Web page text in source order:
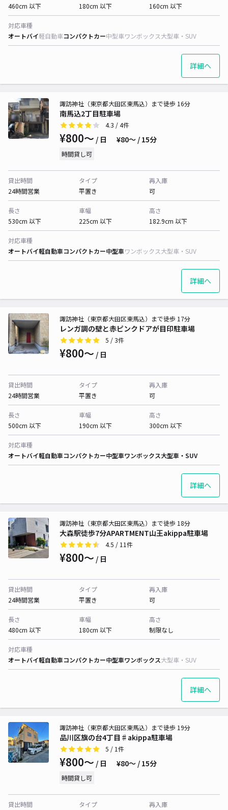
460cm 以下
180cm 以下
160cm 以下
対応車種
オートバイ軽自動車コンパクトカー中型車ワンボックス大型車・SUV
詳細へ
南馬込2丁目駐車場
諏訪神社（東京都大田区東馬込）まで徒歩 16分
4.3 / 4件
¥800〜 / 日 ¥80〜 / 15分
時間貸し可
貸出時間
24時間営業
タイプ
平置き
再入庫
可
長さ
530cm 以下
車幅
225cm 以下
高さ
182.9cm 以下
対応車種
オートバイ軽自動車コンパクトカー中型車ワンボックス大型車・SUV
詳細へ
レンガ調の壁と赤ピンクドアが目印駐車場
諏訪神社（東京都大田区東馬込）まで徒歩 17分
5 / 3件
¥800〜 / 日
貸出時間
24時間営業
タイプ
平置き
再入庫
可
長さ
500cm 以下
車幅
190cm 以下
高さ
300cm 以下
対応車種
オートバイ軽自動車コンパクトカー中型車ワンボックス大型車・SUV
詳細へ
大森駅徒歩7分APARTMENT山王akippa駐車場
諏訪神社（東京都大田区東馬込）まで徒歩 18分
4.5 / 11件
¥800〜 / 日
貸出時間
24時間営業
タイプ
平置き
再入庫
可
長さ
480cm 以下
車幅
180cm 以下
高さ
制限なし
対応車種
オートバイ軽自動車コンパクトカー中型車ワンボックス大型車・SUV
詳細へ
品川区旗の台4丁目♯akippa駐車場
諏訪神社（東京都大田区東馬込）まで徒歩 19分
5 / 1件
¥800〜 / 日 ¥80〜 / 15分
時間貸し可
貸出時間
タイプ
再入庫